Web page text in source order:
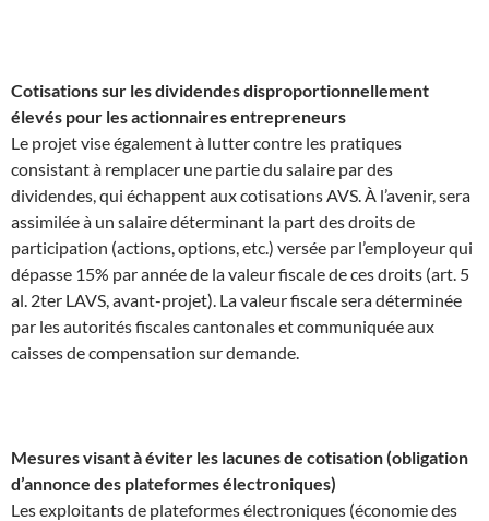
Cotisations sur les dividendes disproportionnellement
élevés pour les actionnaires entrepreneurs
Le projet vise également à lutter contre les pratiques
consistant à remplacer une partie du salaire par des
dividendes, qui échappent aux cotisations AVS. À l’avenir, sera
assimilée à un salaire déterminant la part des droits de
participation (actions, options, etc.) versée par l’employeur qui
dépasse 15% par année de la valeur fiscale de ces droits (art. 5
al. 2ter LAVS, avant-projet). La valeur fiscale sera déterminée
par les autorités fiscales cantonales et communiquée aux
caisses de compensation sur demande.
Mesures visant à éviter les lacunes de cotisation (obligation
d’annonce des plateformes électroniques)
Les exploitants de plateformes électroniques (économie des